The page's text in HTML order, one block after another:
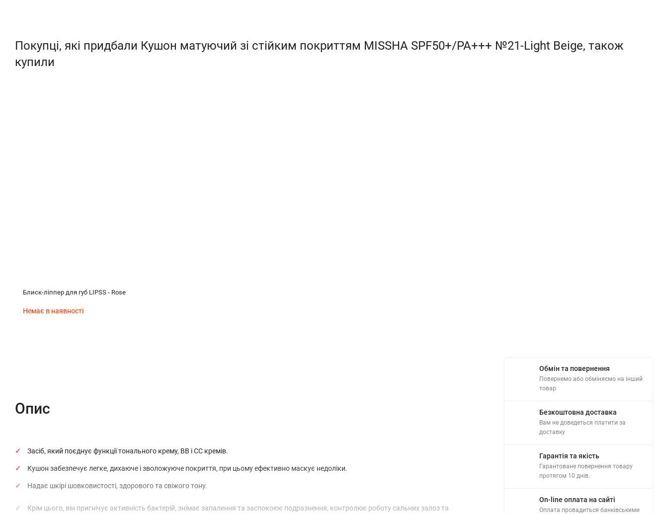
Покупці, які придбали Кушон матуючий зі стійким покриттям MISSHA SPF50+/PA+++ №21-Light Beige, також
купили
Блиск-ліппер для губ LIPSS - Rose
Немає в наявності
Опис
Засіб, який поєднує функції тонального крему, ВВ і СС кремів.
Кушон забезпечує легке, дихаюче і зволожуюче покриття, при цьому ефективно маскує недоліки.
Надає шкірі шовковистості, здорового та свіжого тону.
Крім цього, він пригнічує активність бактерій, знімає запалення та заспокоює подразнення, контролює роботу сальних залоз та
Обмін та повернення
Повернемо або обміняємо на інший
товар
Безкоштовна доставка
Вам не доведеться платити за
доставку
Гарантія та якість
Гарантоване повернення товару
протягом 10 днів.
On-line оплата на сайті
Оплата провадиться банківськими